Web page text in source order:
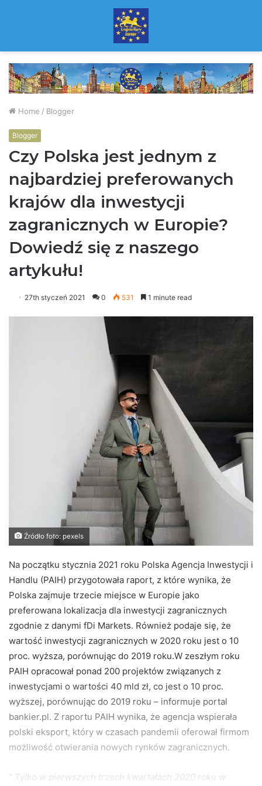
Home / Blogger
Blogger
Czy Polska jest jednym z
najbardziej preferowanych
krajów dla inwestycji
zagranicznych w Europie?
Dowiedź się z naszego
artykułu!
27th styczeń 2021 0 531 1 minute read
Źródło foto: pexels
Na początku stycznia 2021 roku Polska Agencja Inwestycji i
Handlu (PAIH) przygotowała raport, z które wynika, że
Polska zajmuje trzecie miejsce w Europie jako
preferowana lokalizacja dla inwestycji zagranicznych
zgodnie z danymi fDi Markets. Również podaje się, że
wartość inwestycji zagranicznych w 2020 roku jest o 10
proc. wyższa, porównując do 2019 roku.W zeszłym roku
PAIH opracował ponad 200 projektów związanych z
inwestycjami o wartości 40 mld zł, co jest o 10 proc.
wyższej, porównując do 2019 roku – informuje portal
bankier.pl. Z raportu PAIH wynika, że agencja wspierała
polski eksport, który w czasach pandemii oferował firmom
możliwość otwierania nowych rynków zagranicznych.
” Tylko w pierwszych trzech kwartałach 2020 roku w